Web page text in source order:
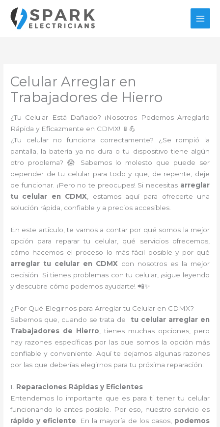
contenido
Celular Arreglar en
Trabajadores de Hierro
¿Tu Celular Está Dañado? ¡Nosotros Podemos Arreglarlo
Rápida y Eficazmente en CDMX! 📱💪
¿Tu celular no funciona correctamente? ¿Se rompió la
pantalla, la batería ya no dura o tu dispositivo tiene algún
otro problema? 😱 Sabemos lo molesto que puede ser
depender de tu celular para todo y que, de repente, deje
de funcionar. ¡Pero no te preocupes! Si necesitas arreglar
tu celular en CDMX, estamos aquí para ofrecerte una
solución rápida, confiable y a precios accesibles.
En este artículo, te vamos a contar por qué somos la mejor
opción para reparar tu celular, qué servicios ofrecemos,
cómo hacemos el proceso lo más fácil posible y por qué
arreglar tu celular en CDMX con nosotros es la mejor
decisión. Si tienes problemas con tu celular, ¡sigue leyendo
y descubre cómo podemos ayudarte! 📲✨
¿Por Qué Elegirnos para Arreglar tu Celular en CDMX?
Sabemos que, cuando se trata de
tu celular arreglar en
Trabajadores de Hierro , tienes muchas opciones, pero
hay razones específicas por las que somos la opción más
confiable y conveniente. Aquí te dejamos algunas razones
por las que deberías elegirnos para tu próxima reparación:
1. Reparaciones Rápidas y Eficientes
Entendemos lo importante que es para ti tener tu celular
funcionando lo antes posible. Por eso, nuestro servicio es
rápido y eficiente . En la mayoría de los casos, podemos